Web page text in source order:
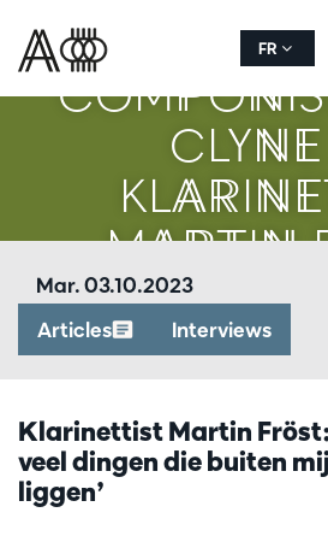
FR
MARTIN
Articles Interviews
Mar. 03.10.2023
Klarinettist Martin
veel dingen die buiten
liggen’